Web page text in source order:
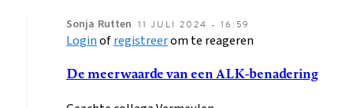
Sonja Rutten 11 JULI 2024 - 16:59
Als
op
Login ofregistreerom te reageren
De meerwaarde van een ALK-benadering
Geachte collega Vermeulen,